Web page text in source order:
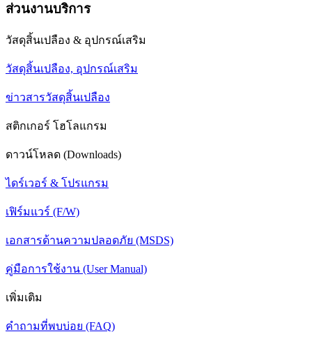
ส่วนงานบริการ
วัสดุสิ้นเปลือง & อุปกรณ์เสริม
วัสดุสิ้นเปลือง, อุปกรณ์เสริม
ข่าวสารวัสดุสิ้นเปลือง
สติกเกอร์ โฮโลแกรม
ดาวน์โหลด (Downloads)
ไดร์เวอร์ & โปรแกรม
เฟิร์มแวร์ (F/W)
เอกสารด้านความปลอดภัย (MSDS)
คู่มือการใช้งาน (User Manual)
เพิ่มเติม
คำถามที่พบบ่อย (FAQ)